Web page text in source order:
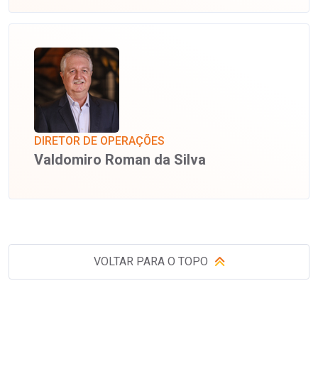
DIRETOR DE OPERAÇÕES
Valdomiro Roman da Silva
VOLTAR PARA O TOPO